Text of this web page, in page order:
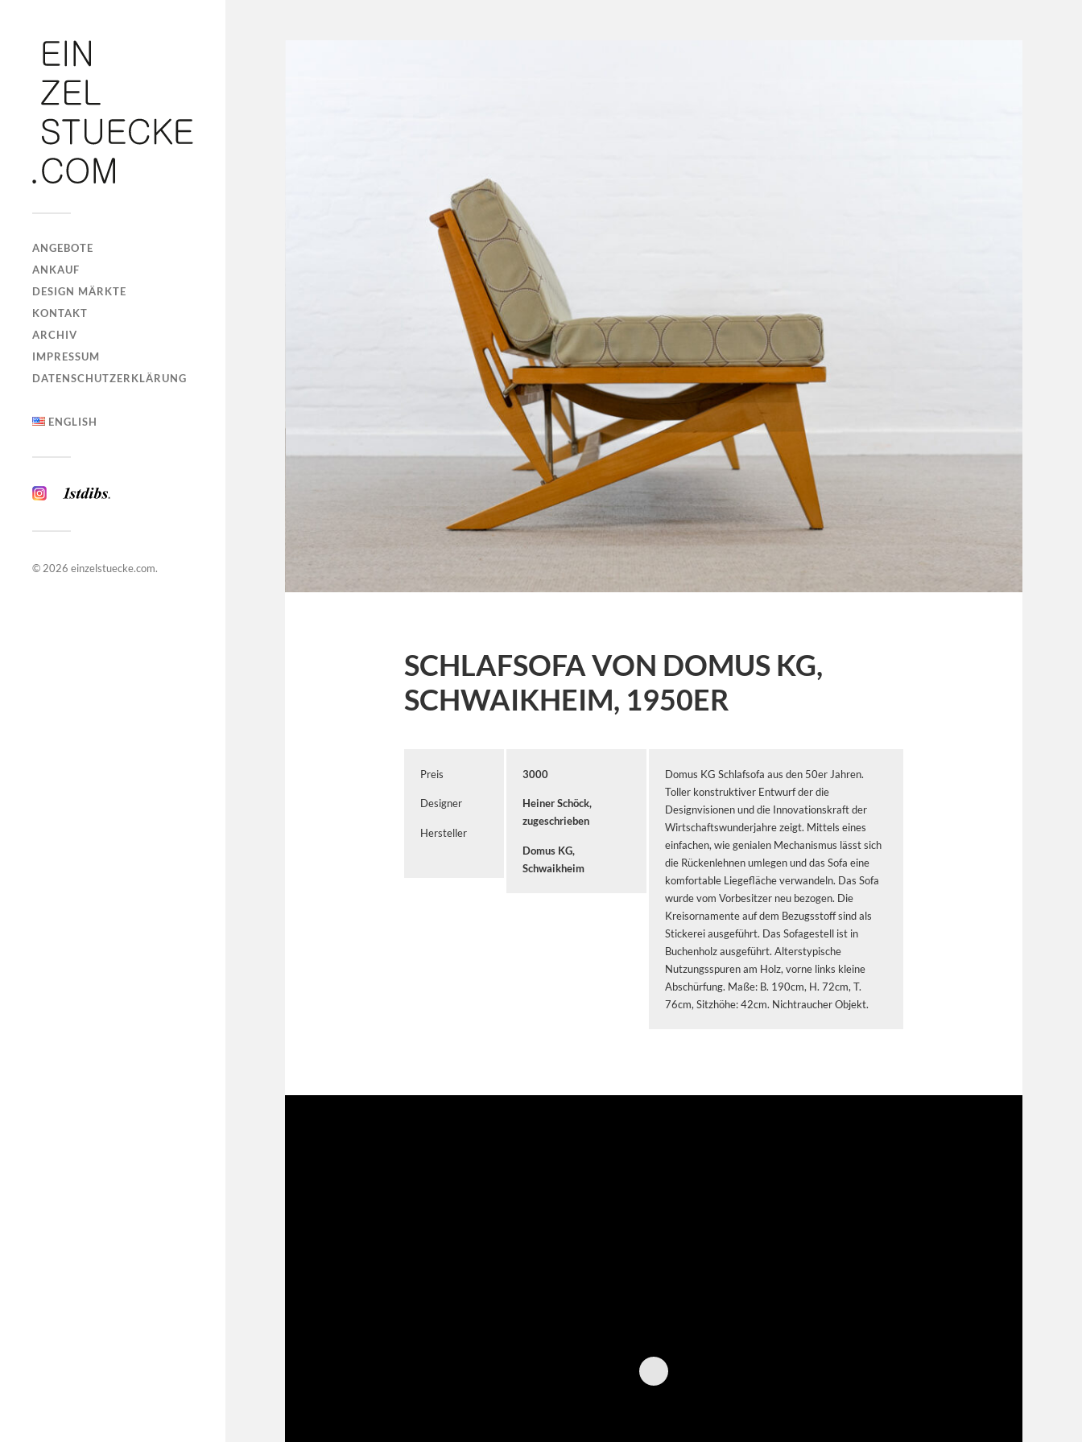
ANGEBOTE
ANKAUF
DESIGN MÄRKTE
KONTAKT
ARCHIV
IMPRESSUM
DATENSCHUTZERKLÄRUNG
ENGLISH
© 2026 einzelstuecke.com.
SCHLAFSOFA VON DOMUS KG,
SCHWAIKHEIM, 1950ER
Preis
Designer
Hersteller
3000
Heiner Schöck,
zugeschrieben
Domus KG,
Schwaikheim
Domus KG Schlafsofa aus den 50er Jahren.
Toller konstruktiver Entwurf der die
Designvisionen und die Innovationskraft der
Wirtschaftswunderjahre zeigt. Mittels eines
einfachen, wie genialen Mechanismus lässt sich
die Rückenlehnen umlegen und das Sofa eine
komfortable Liegefläche verwandeln. Das Sofa
wurde vom Vorbesitzer neu bezogen. Die
Kreisornamente auf dem Bezugsstoff sind als
Stickerei ausgeführt. Das Sofagestell ist in
Buchenholz ausgeführt. Alterstypische
Nutzungsspuren am Holz, vorne links kleine
Abschürfung. Maße: B. 190cm, H. 72cm, T.
76cm, Sitzhöhe: 42cm. Nichtraucher Objekt.